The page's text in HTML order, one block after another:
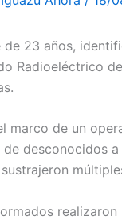
de 23 años,
Radioeléctrico
marco de un
desconocidos